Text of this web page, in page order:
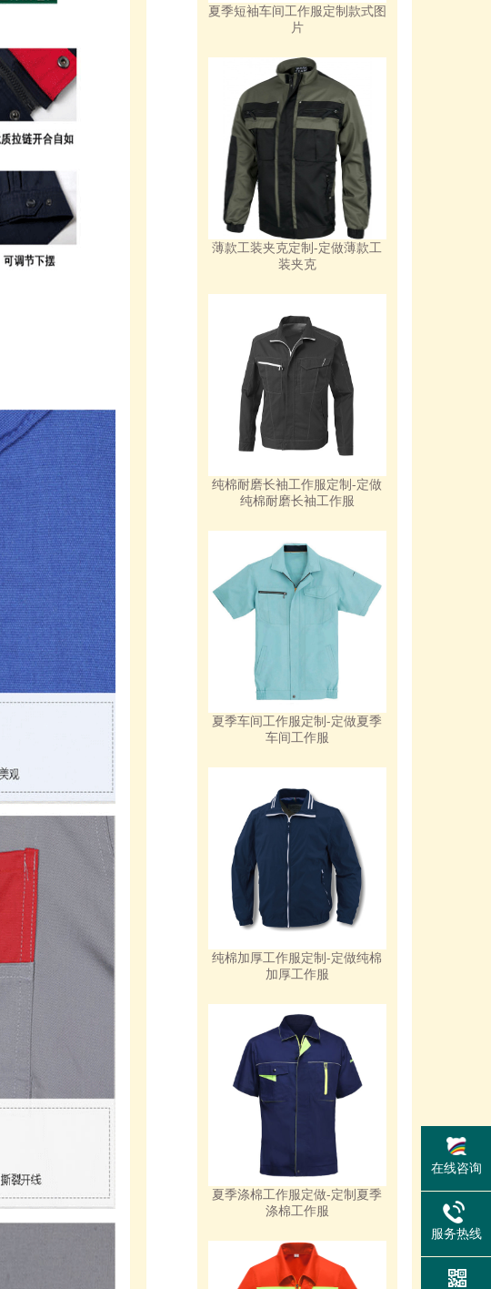
夏季短袖车间工作服定制款式图
片
薄款工装夹克定制-定做薄款工
装夹克
纯棉耐磨长袖工作服定制-定做
纯棉耐磨长袖工作服
夏季车间工作服定制-定做夏季
车间工作服
纯棉加厚工作服定制-定做纯棉
加厚工作服
夏季涤棉工作服定做-定制夏季
涤棉工作服
在线咨询
服务热线